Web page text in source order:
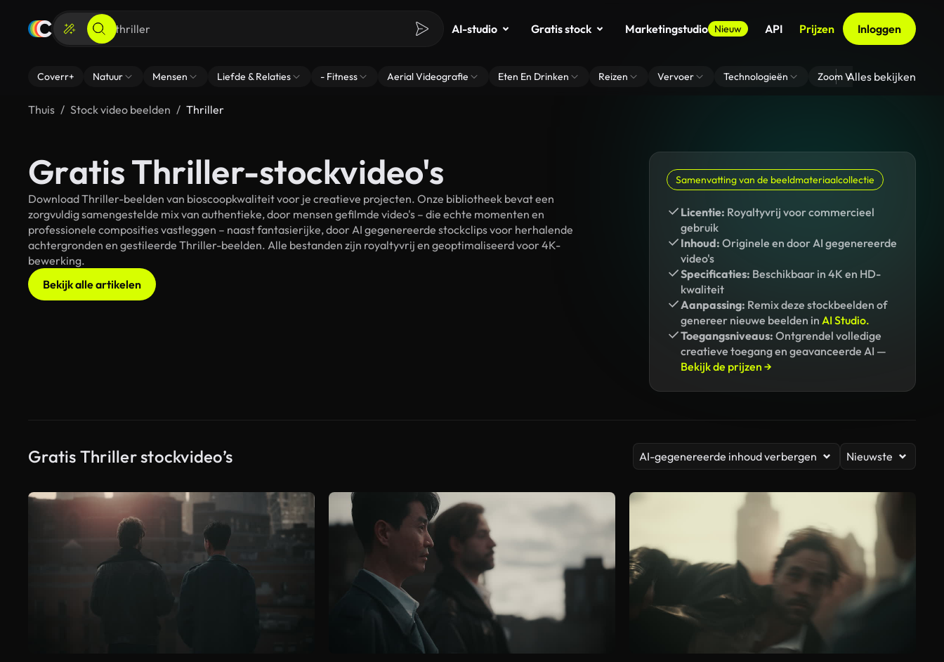
AI-studio Gratis stock Marketingstudio Nieuw API Prijzen Inloggen
Coverr+ Natuur Mensen Liefde & Relaties - Fitness Aerial Videografie Eten En Drinken Reizen Vervoer Technologieën Zoom Virtuele
Alles bekijken
Thuis Stock video beelden Thriller
Gratis Thriller-stockvideo's
Download Thriller-beelden van bioscoopkwaliteit voor je creatieve projecten. Onze bibliotheek bevat een
zorgvuldig samengestelde mix van authentieke, door mensen gefilmde video's – die echte momenten en
professionele composities vastleggen – naast fantasierijke, door AI gegenereerde stockclips voor herhalende
achtergronden en gestileerde Thriller-beelden. Alle bestanden zijn royaltyvrij en geoptimaliseerd voor 4K-
bewerking.
Bekijk alle artikelen
Samenvatting van de beeldmateriaalcollectie
Licentie: Royaltyvrij voor commercieel
gebruik
Inhoud: Originele en door AI gegenereerde
video's
Specificaties: Beschikbaar in 4K en HD-
kwaliteit
Aanpassing: Remix deze stockbeelden of
genereer nieuwe beelden in AI Studio.
Toegangsniveaus: Ontgrendel volledige
creatieve toegang en geavanceerde AI —
Bekijk de prijzen →
Gratis Thriller stockvideo’s AI-gegenereerde inhoud verbergen Nieuwste